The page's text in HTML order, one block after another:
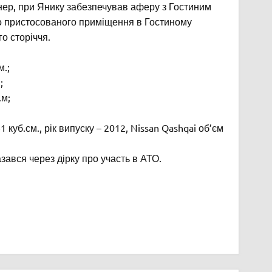
при Янику забезпечував аферу з Гостиним
пристосованого приміщення в Гостиному
сторіччя.
рік випуску – 2012, Nissan Qashqai об’єм
через дірку про участь в АТО.